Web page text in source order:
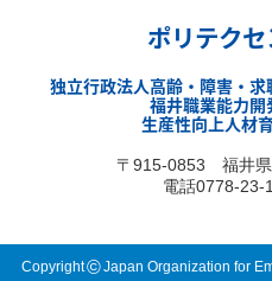
ポリテク
独立行政法人高齢・障害・
福井職業能力開
生産性向上人材
〒915-0853 福井
電話0778-23-
Copyright©Japan Organization for